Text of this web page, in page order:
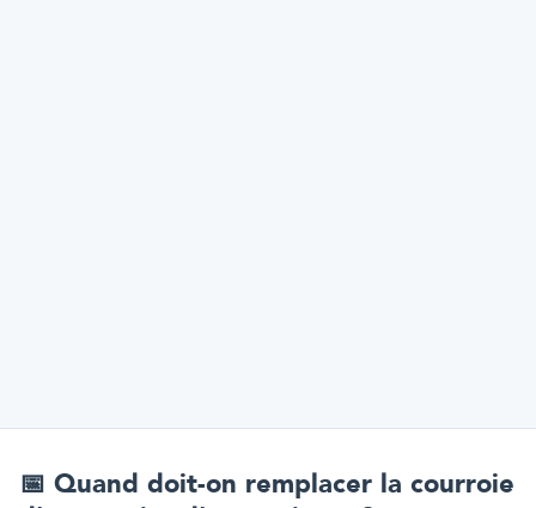
📅 Quand doit-on remplacer la courroie